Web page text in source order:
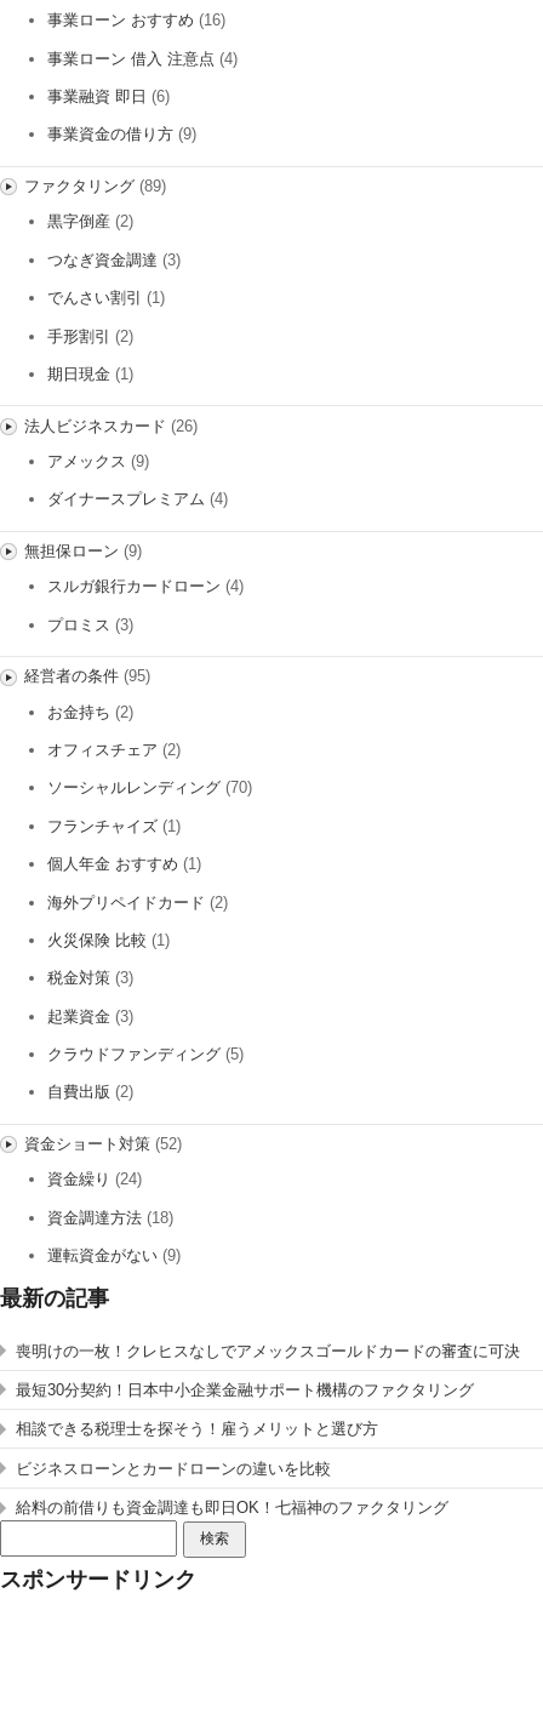
事業ローン おすすめ (16)
事業ローン 借入 注意点 (4)
事業融資 即日 (6)
事業資金の借り方 (9)
ファクタリング(89)
黒字倒産 (2)
つなぎ資金調達 (3)
でんさい割引 (1)
手形割引 (2)
期日現金 (1)
法人ビジネスカード (26)
アメックス (9)
ダイナースプレミアム (4)
無担保ローン (9)
スルガ銀行カードローン (4)
プロミス (3)
経営者の条件(95)
お金持ち (2)
オフィスチェア (2)
ソーシャルレンディング (70)
フランチャイズ (1)
個人年金 おすすめ (1)
海外プリペイドカード (2)
火災保険 比較 (1)
税金対策 (3)
起業資金 (3)
クラウドファンディング (5)
自費出版 (2)
資金ショート対策(52)
資金繰り (24)
資金調達方法 (18)
運転資金がない (9)
最新の記事
喪明けの一枚！クレヒスなしでアメックスゴールドカードの審査に可決
最短30分契約！日本中小企業金融サポート機構のファクタリング
相談できる税理士を探そう！雇うメリットと選び方
ビジネスローンとカードローンの違いを比較
給料の前借りも資金調達も即日OK！七福神のファクタリング
索:
スポンサードリンク